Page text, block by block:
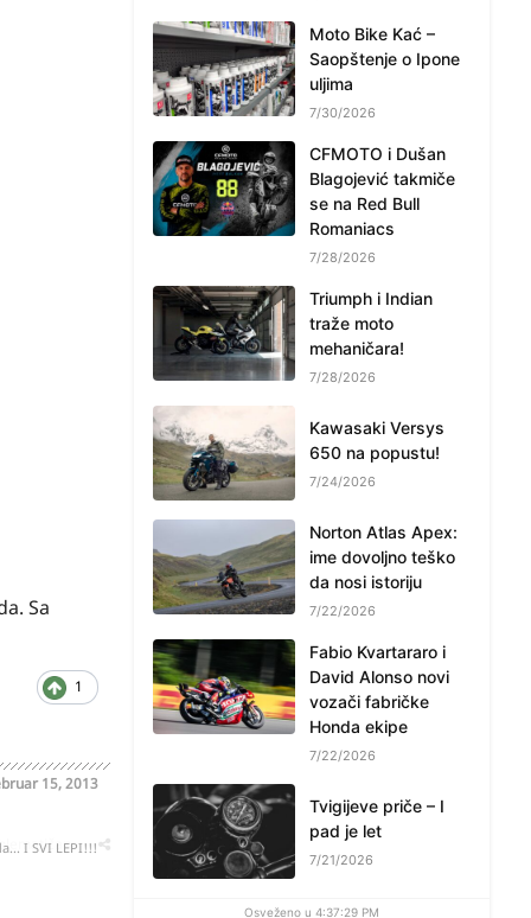
Sa
1
15, 2013
I SVI LEPI!!!
Moto Bike Kać –
Saopštenje o Ipone
uljima
7/30/2026
CFMOTO i Dušan
Blagojević takmiče
se na Red Bull
Romaniacs
7/28/2026
Triumph i Indian
traže moto
mehaničara!
7/28/2026
Kawasaki Versys
650 na popustu!
7/24/2026
Norton Atlas Apex:
ime dovoljno teško
da nosi istoriju
7/22/2026
Fabio Kvartararo i
David Alonso novi
vozači fabričke
Honda ekipe
7/22/2026
Tvigijeve priče – I
pad je let
7/21/2026
Osveženo u 4:37:29 PM